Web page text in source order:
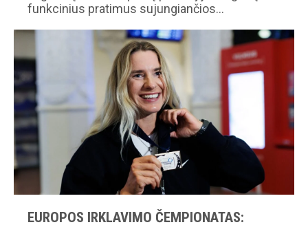
funkcinius pratimus sujungiančios…
EUROPOS IRKLAVIMO ČEMPIONATAS: